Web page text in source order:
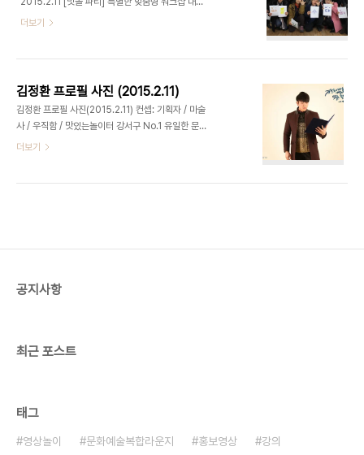
튜디오와 강연, 파티 및 다목적 공간대여가 가능한 건
전한 놀이문화를 이끌 수 있는 컨텐츠로 구성된 공간
및 재능기부를 실천하고 계십니다. 디액션스쿨 바로
http://www.deliciousaction.com/145..
강서구청 및 마을강사 장소 : 화곡동 '맛있는놀이터'
예술복합라운지, 맛있는놀이터(디액션) 사진/영상 스
튜디오ㅣ강연/세미나ㅣ파티/이벤트ㅣ기타공간대여
+ 디액션스쿨 (문의) 070 8748 1031 /
www.deliciousaction.com
더보기
김정환 프로필 사진 (2015.2.11)
김정환 프로필 사진(2015.2.11) 컨셉: 기획자 / 마술
사 / 우직함 / 맛있는놀이터 강서구 No.1 유일한 문
화예술복합라운지, 맛있는놀이터(디액션) 사진/영상
더보기
공지사항
최근 포스트
태그
영상놀이 문화예술복합라운지 홍보영상
강의